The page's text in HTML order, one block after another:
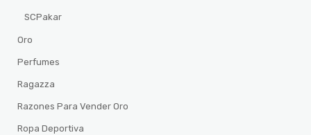
SCPakar
Oro
Perfumes
Ragazza
Razones Para Vender Oro
Ropa Deportiva